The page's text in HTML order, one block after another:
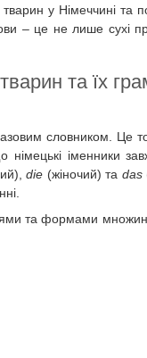
у Німеччині та
– це не лише сухі
та їх
словником. Це
іменники
die (жіночий) та das
та формами